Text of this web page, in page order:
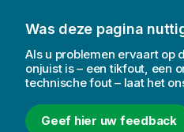
Was deze pagina
Als u problemen ervaart op
onjuist is – een tikfout, een
technische fout – laat het
Geef hier uw feedback